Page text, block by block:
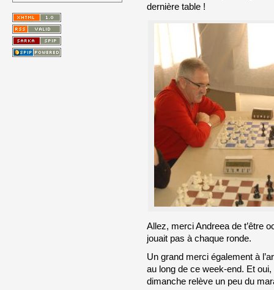
dernière table !
Allez, merci Andreea de t’être
jouait pas à chaque ronde.
Un grand merci également à
au long de ce week-end. Et
dimanche relève un peu du